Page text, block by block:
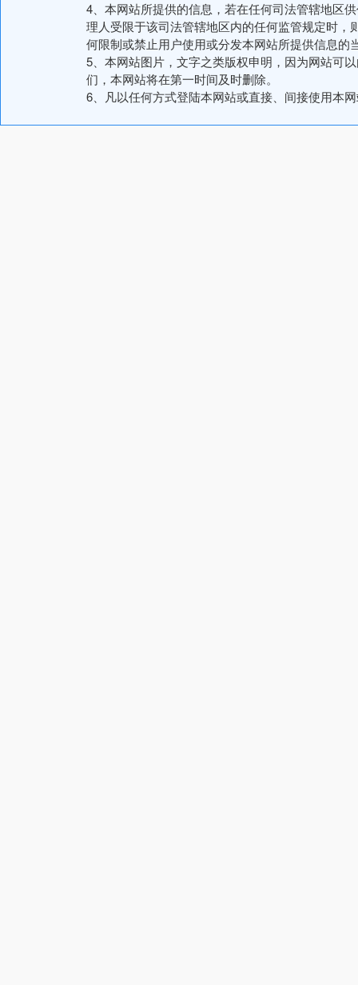
4、本网站所提供的信息，若在任何司法管辖地区
理人受限于该司法管辖地区内的任何监管规定时
何限制或禁止用户使用或分发本网站所提供信息的
5、本网站图片，文字之类版权申明，因为网站可
们，本网站将在第一时间及时删除。
6、凡以任何方式登陆本网站或直接、间接使用本